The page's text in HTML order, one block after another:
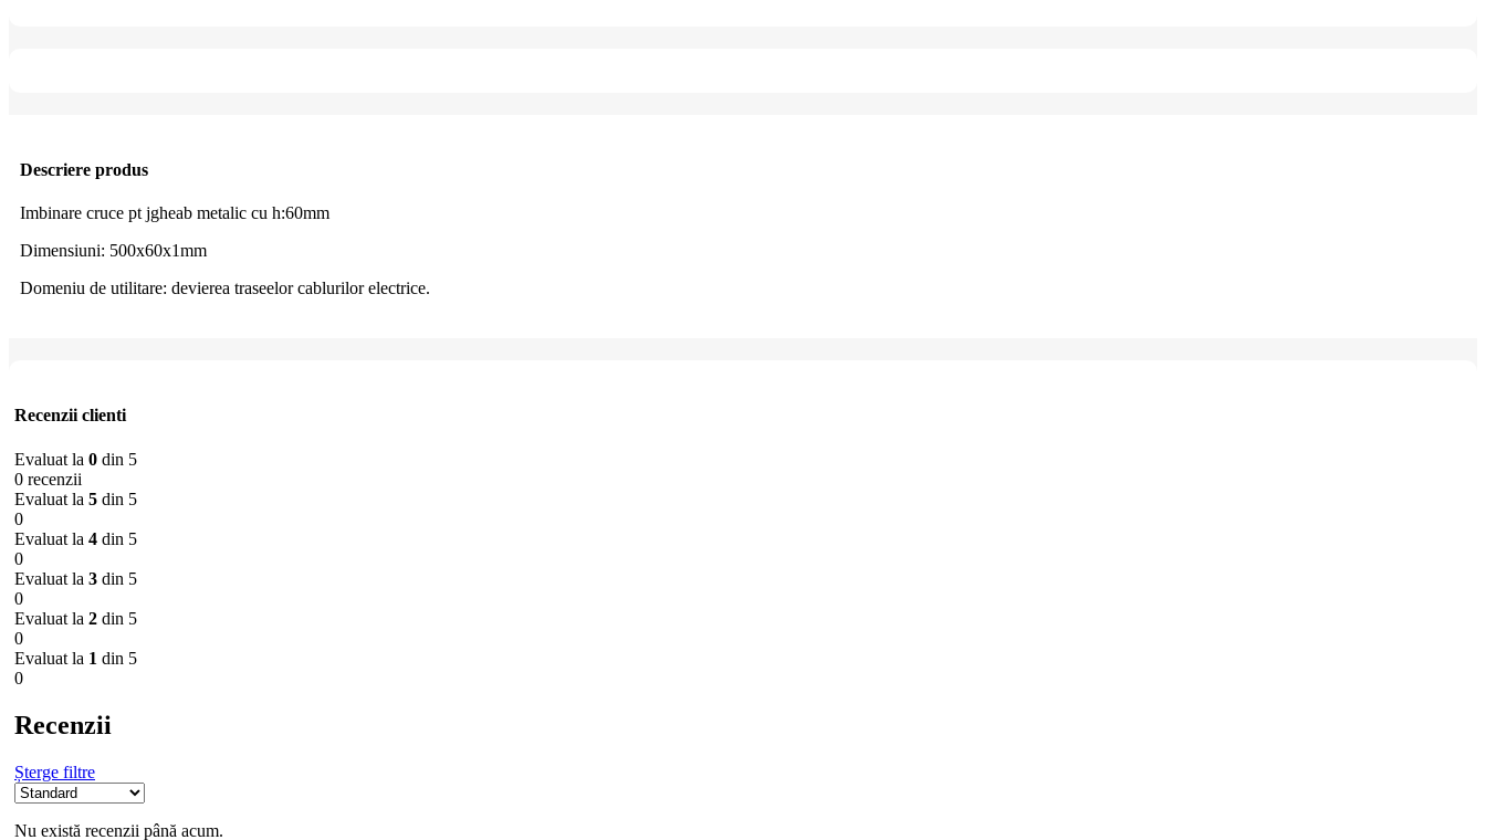
Descriere produs
Imbinare cruce pt jgheab metalic cu h:60mm
Dimensiuni: 500x60x1mm
Domeniu de utilitare: devierea traseelor cablurilor electrice.
Recenzii clienti
Evaluat la 0 din 5
0 recenzii
Evaluat la 5 din 5
0
Evaluat la 4 din 5
0
Evaluat la 3 din 5
0
Evaluat la 2 din 5
0
Evaluat la 1 din 5
0
Recenzii
Șterge filtre
Nu există recenzii până acum.